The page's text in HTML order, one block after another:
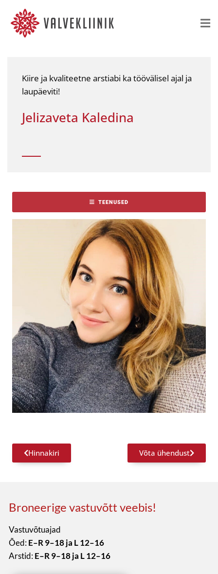
Kiire ja kvaliteetne arstiabi ka töövälisel ajal ja
laupäeviti!
Jelizaveta Kaledina
TEENUSED
Hinnakiri Võta ühendust
Broneerige vastuvõtt veebis!
Vastuvõtuajad
Õed:E–R 9–18 ja L 12–16
Arstid:E–R 9–18 ja L 12–16